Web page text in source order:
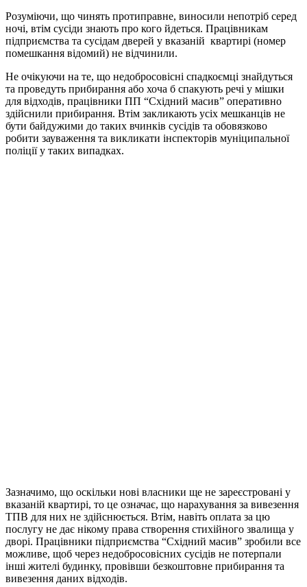
Розуміючи, що чинять протиправне, виносили непотріб серед
ночі, втім сусіди знають про кого йдеться. Працівникам
підприємства та сусідам дверей у вказаній квартирі (номер
помешкання відомий) не відчинили.
Не очікуючи на те, що недобросовісні спадкоємці знайдуться
та проведуть прибирання або хоча б спакують речі у мішки
для відходів, працівники ПП “Східний масив” оперативно
здійснили прибирання. Втім закликають усіх мешканців не
бути байдужими до таких вчинків сусідів та обовязково
робити зауваження та викликати інспекторів муніципальної
поліції у таких випадках.
Зазначимо, що оскільки нові власники ще не зареєстровані у
вказаній квартирі, то це означає, що нарахування за вивезення
ТПВ для них не здійснюється. Втім, навіть оплата за цю
послугу не дає нікому права створення стихійного звалища у
дворі. Працівники підприємства “Східний масив” зробили все
можливе, щоб через недобросовісних сусідів не потерпали
інші жителі будинку, провівши безкоштовне прибирання та
вивезення даних відходів.